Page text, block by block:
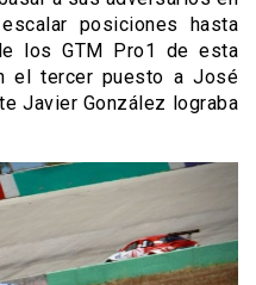
posiciones hasta
los GTM Pro1 de esta
el tercer puesto a José
Javier González lograba